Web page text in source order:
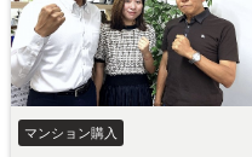
マンション購入